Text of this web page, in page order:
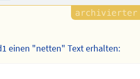
einen "netten" Text erhalten: